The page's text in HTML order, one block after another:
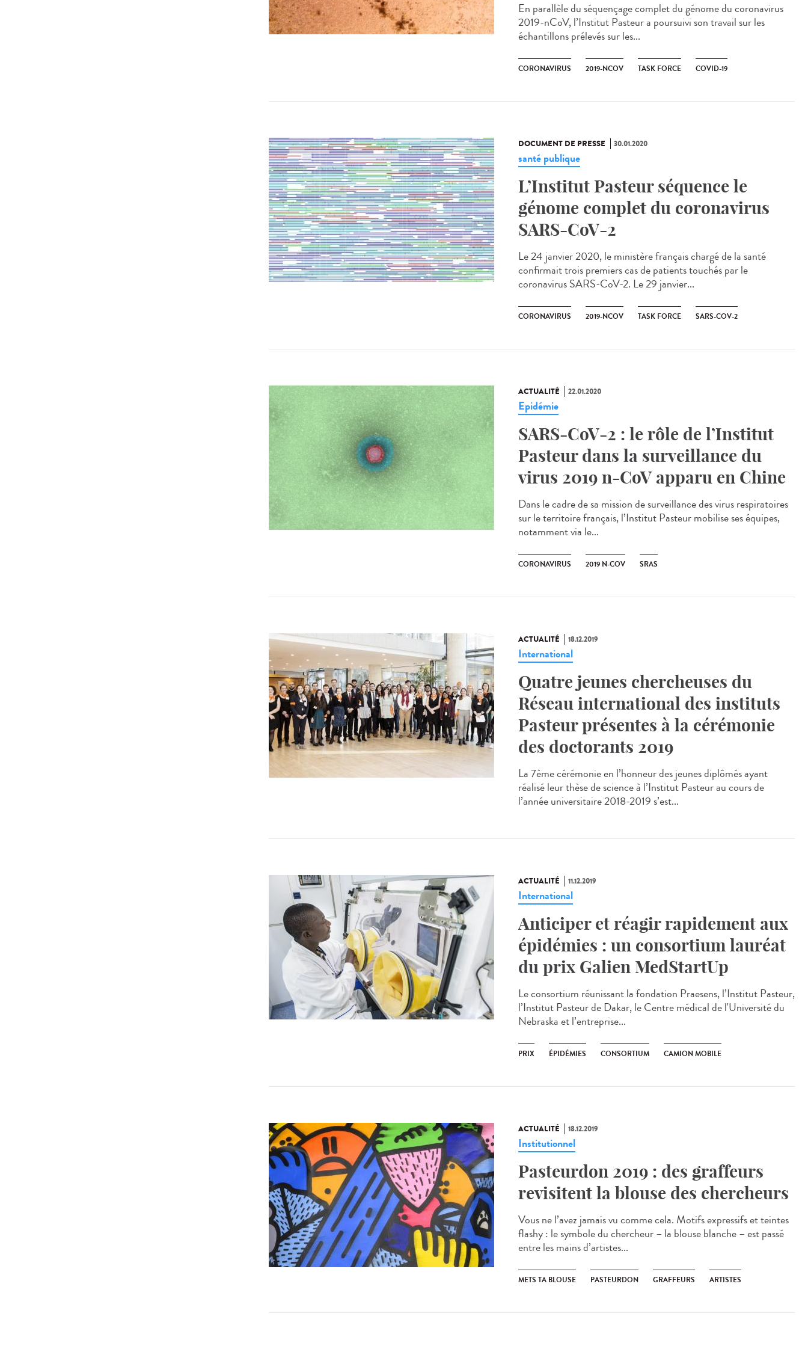
En parallèle du séquençage complet du génome du coronavirus
2019-nCoV, l’Institut Pasteur a poursuivi son travail sur les
échantillons prélevés sur les...
CORONAVIRUS 2019-NCOV TASK FORCE COVID-19
DOCUMENT DE PRESSE 30.01.2020
santé publique
L’Institut Pasteur séquence le
génome complet du coronavirus
SARS-CoV-2
Le 24 janvier 2020, le ministère français chargé de la santé
confirmait trois premiers cas de patients touchés par le
coronavirus SARS-CoV-2​. Le 29 janvier...
CORONAVIRUS 2019-NCOV TASK FORCE SARS-COV-2
ACTUALITÉ 22.01.2020
Epidémie
SARS-CoV-2 : le rôle de l’Institut
Pasteur dans la surveillance du
virus 2019 n-CoV apparu en Chine
Dans le cadre de sa mission de surveillance des virus respiratoires
sur le territoire français, l’Institut Pasteur mobilise ses équipes,
notamment via le...
CORONAVIRUS 2019 N-COV SRAS
ACTUALITÉ 18.12.2019
International
Quatre jeunes chercheuses du
Réseau international des instituts
Pasteur présentes à la cérémonie
des doctorants 2019
La 7ème cérémonie en l’honneur des jeunes diplômés ayant
réalisé leur thèse de science à l’Institut Pasteur au cours de
l’année universitaire 2018-2019 s’est...
ACTUALITÉ 11.12.2019
International
Anticiper et réagir rapidement aux
épidémies : un consortium lauréat
du prix Galien MedStartUp
Le consortium réunissant la fondation Praesens, l’Institut Pasteur,
l’Institut Pasteur de Dakar, le Centre médical de l'Université du
Nebraska et l’entreprise...
PRIX ÉPIDÉMIES CONSORTIUM CAMION MOBILE
ACTUALITÉ 18.12.2019
Institutionnel
Pasteurdon 2019 : des graffeurs
revisitent la blouse des chercheurs
Vous ne l’avez jamais vu comme cela. Motifs expressifs et teintes
flashy : le symbole du chercheur – la blouse blanche – est passé
entre les mains d’artistes...
METS TA BLOUSE PASTEURDON GRAFFEURS ARTISTES